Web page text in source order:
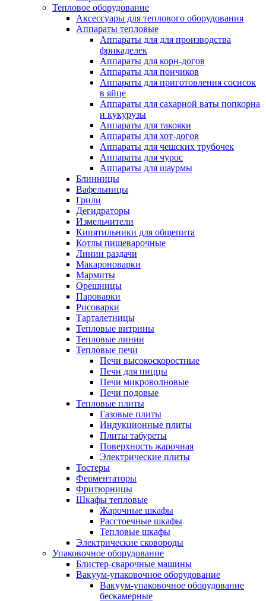
Тепловое оборудование
Аксессуары для теплового оборудования
Аппараты тепловые
Аппараты для для производства
фрикаделек
Аппараты для корн-догов
Аппараты для пончиков
Аппараты для приготовления сосисок
в яйце
Аппараты для сахарной ваты попкорна
и кукурузы
Аппараты для такояки
Аппараты для хот-догов
Аппараты для чешских трубочек
Аппараты для чурос
Аппараты для шаурмы
Блинницы
Вафельницы
Грили
Дегидраторы
Измельчители
Кипятильники для общепита
Котлы пищеварочные
Линии раздачи
Макароноварки
Мармиты
Орешницы
Пароварки
Рисоварки
Тарталетницы
Тепловые витрины
Тепловые линии
Тепловые печи
Печи высокоскоростные
Печи для пиццы
Печи микроволновые
Печи подовые
Тепловые плиты
Газовые плиты
Индукционные плиты
Плиты табуреты
Поверхность жарочная
Электрические плиты
Тостеры
Ферментаторы
Фритюрницы
Шкафы тепловые
Жарочные шкафы
Расстоечные шкафы
Тепловые шкафы
Электрические сковороды
Упаковочное оборудование
Блистер-сварочные машины
Вакуум-упаковочное оборудование
Вакуум-упаковочное оборудование
беcкамерные